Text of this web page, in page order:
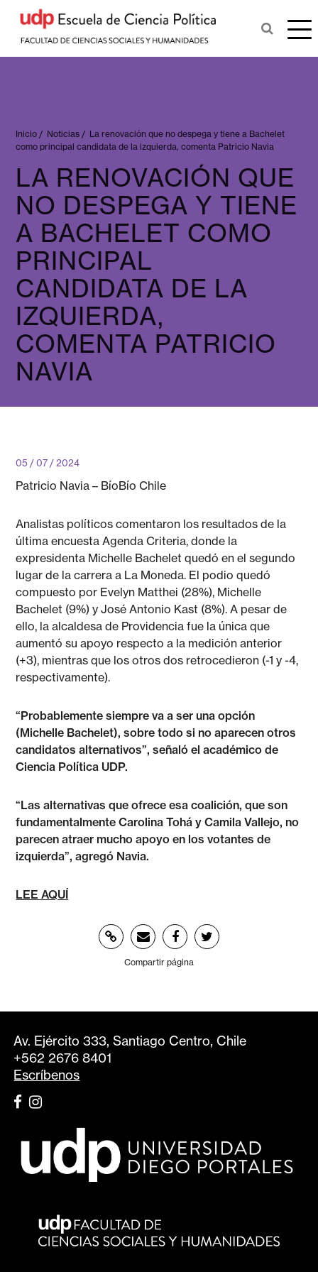
Inicio / Noticias / La renovación que no despega y tiene a Bachelet
como principal candidata de la izquierda, comenta Patricio Navia
LA RENOVACIÓN QUE
NO DESPEGA Y TIENE
A BACHELET COMO
PRINCIPAL
CANDIDATA DE LA
IZQUIERDA,
COMENTA PATRICIO
NAVIA
05 / 07 / 2024
Patricio Navia – BíoBío Chile
Analistas políticos comentaron los resultados de la
última encuesta Agenda Criteria, donde la
expresidenta Michelle Bachelet quedó en el segundo
lugar de la carrera a La Moneda. El podio quedó
compuesto por Evelyn Matthei (28%), Michelle
Bachelet (9%) y José Antonio Kast (8%). A pesar de
ello, la alcaldesa de Providencia fue la única que
aumentó su apoyo respecto a la medición anterior
(+3), mientras que los otros dos retrocedieron (-1 y -4,
respectivamente).
“Probablemente siempre va a ser una opción
(Michelle Bachelet), sobre todo si no aparecen otros
candidatos alternativos”, señaló el académico de
Ciencia Política UDP.
“Las alternativas que ofrece esa coalición, que son
fundamentalmente Carolina Tohá y Camila Vallejo, no
parecen atraer mucho apoyo en los votantes de
izquierda”, agregó Navia.
LEE AQUÍ
Compartir página
Av. Ejército 333, Santiago Centro, Chile
+562 2676 8401
Escríbenos